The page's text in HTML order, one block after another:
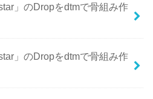
」のDropをdtmで骨組み作
」のDropをdtmで骨組み作